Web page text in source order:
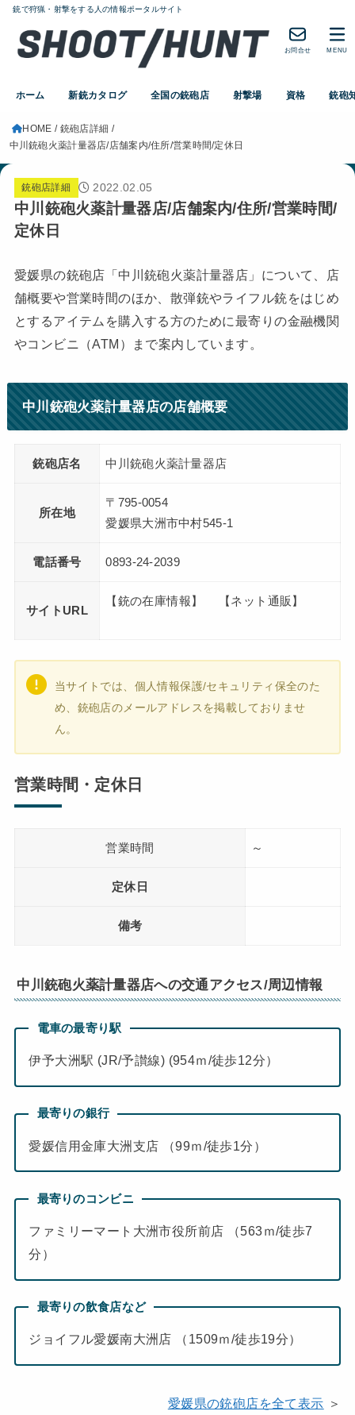
銃で狩猟・射撃をする人の情報ポータルサイト
ホーム 新銃カタログ 全国の銃砲店 射撃場 資格 銃砲
お問合せ MENU
HOME
銃砲店詳細
中川銃砲火薬計量器店/店舗案内/住所/営業時間/定休日
銃砲店詳細 2022.02.05
中川銃砲火薬計量器店/店舗案内/住所/営業時間/
定休日
愛媛県の銃砲店「中川銃砲火薬計量器店」について、店
舗概要や営業時間のほか、散弾銃やライフル銃をはじめ
とするアイテムを購入する方のために最寄りの金融機関
やコンビニ（ATM）まで案内しています。
中川銃砲火薬計量器店の店舗概要
銃砲店名 中川銃砲火薬計量器店
所在地
〒795-0054
愛媛県大洲市中村545-1
電話番号 0893-24-2039
サイトURL
【銃の在庫情報】 【ネット通販】
当サイトでは、個人情報保護/セキュリティ保全のた
め、銃砲店のメールアドレスを掲載しておりませ
ん。
営業時間・定休日
営業時間 ～
定休日
備考
中川銃砲火薬計量器店への交通アクセス/周辺情報
電車の最寄り駅
伊予大洲駅 (JR/予讃線) (954ｍ/徒歩12分）
最寄りの銀行
愛媛信用金庫大洲支店 （99ｍ/徒歩1分）
最寄りのコンビニ
ファミリーマート大洲市役所前店 （563ｍ/徒歩7
分）
最寄りの飲食店など
ジョイフル愛媛南大洲店 （1509ｍ/徒歩19分）
愛媛県の銃砲店を全て表示 ＞